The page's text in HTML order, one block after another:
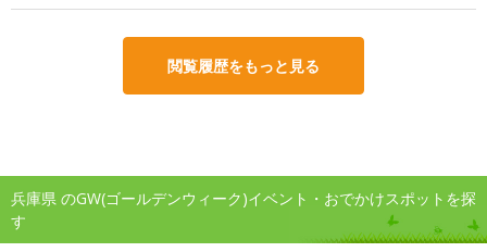
閲覧履歴をもっと見る
兵庫県 のGW(ゴールデンウィーク)イベント・おでかけスポットを探
す